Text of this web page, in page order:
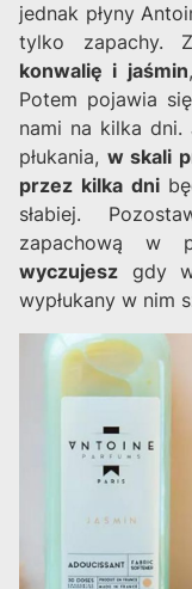
jednak płyny
tylko zapachy.
konwalię i jaśmin
Potem pojawia
nami na kilka dni.
płukania, w skali
przez kilka dni
słabiej.
zapachową w
wyczujesz gdy
wypłukany w nim